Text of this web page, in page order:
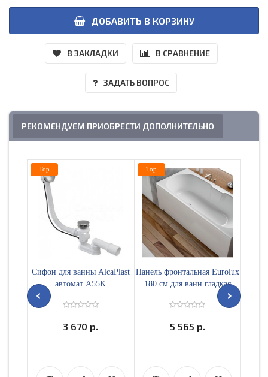
ДОБАВИТЬ В КОРЗИНУ
В ЗАКЛАДКИ В СРАВНЕНИЕ
ЗАДАТЬ ВОПРОС
РЕКОМЕНДУЕМ ПРИОБРЕСТИ ДОПОЛНИТЕЛЬНО
Сифон для ванны AlcaPlast
автомат A55K
3 670 р.
Top
Панель фронтальная Eurolux
180 см для ванн гладкая
5 565 р.
Top